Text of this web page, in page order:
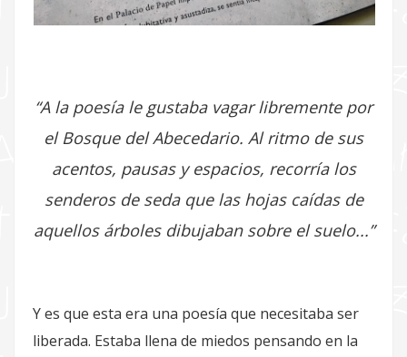
“A la poesía le gustaba vagar libremente por
el Bosque del Abecedario. Al ritmo de sus
acentos, pausas y espacios, recorría los
senderos de seda que las hojas caídas de
aquellos árboles dibujaban sobre el suelo...”
Y es que esta era una poesía que necesitaba ser
liberada. Estaba llena de miedos pensando en la